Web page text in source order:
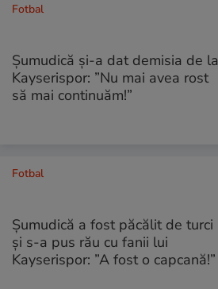
Fotbal
Șumudică și-a dat demisia de la
Kayserispor: ”Nu mai avea rost
să mai continuăm!”
Fotbal
Șumudică a fost păcălit de turci
și s-a pus rău cu fanii lui
Kayserispor: ”A fost o capcană!”